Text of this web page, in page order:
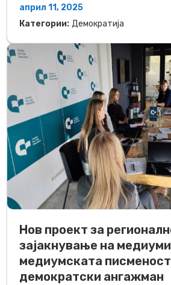
април 11, 2025
Категории: Демократија
Нов проект за
зајакнување на
медиумската
демократски ангажман